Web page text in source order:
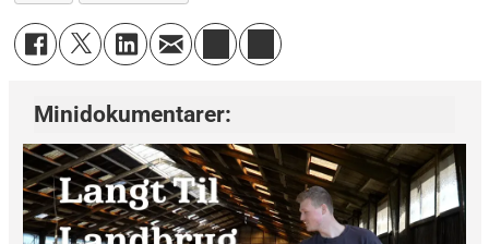
Minidokumentarer: